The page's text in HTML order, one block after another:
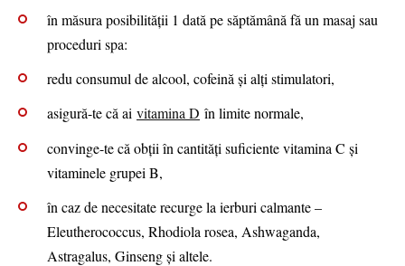
în măsura posibilității 1 dată pe săptămână fă un masaj sau
proceduri spa:
redu consumul de alcool, cofeină și alți stimulatori,
asigură-te că ai vitamina D în limite normale,
convinge-te că obții în cantități suficiente vitamina C și
vitaminele grupei B,
în caz de necesitate recurge la ierburi calmante –
Eleutherococcus, Rhodiola rosea, Ashwaganda,
Astragalus, Ginseng și altele.